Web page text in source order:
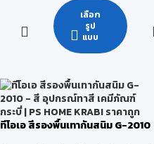
เลือก
รูป
แบบ
ทีโอเอ สีรองพื้นเทากันสนิม G-2010